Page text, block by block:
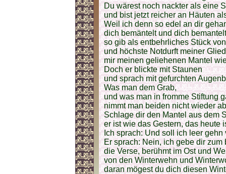
Du wärest noch nackter als eine
und bist jetzt reicher an Häuten
Weil ich denn so edel an dir
dich bemäntelt und dich
so gib als entbehrliches Stück
und höchste Notdurft meiner
mir meinen geliehenen Mantel
Doch er blickte mit Staunen
und sprach mit gefurchten
Was man dem Grab,
und was man in fromme Stiftung
nimmt man beiden nicht wieder
Schlage dir den Mantel aus dem
er ist wie das Gestern, das heute
Ich sprach: Und soll ich leer gehn
Er sprach: Nein, ich gebe dir zum
die Verse, berühmt im Ost und
von den Winterwehn und
daran mögest du dich diesen